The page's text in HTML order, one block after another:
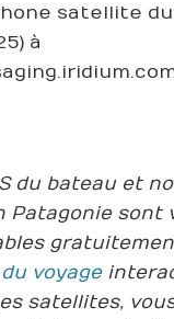
satellite
à
du bateau et
Patagonie sont
voyage
satellites,